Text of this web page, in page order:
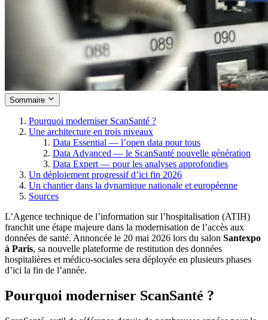
Sommaire
Pourquoi moderniser ScanSanté ?
Une architecture en trois niveaux
Data Essential — l’open data pour tous
Data Advanced — le ScanSanté nouvelle génération
Data Expert — pour les analyses approfondies
Un déploiement progressif d’ici fin 2026
Un chantier dans la dynamique nationale et européenne
Sources
L’Agence technique de l’information sur l’hospitalisation (ATIH)
franchit une étape majeure dans la modernisation de l’accès aux
données de santé. Annoncée le 20 mai 2026 lors du salon Santexpo
à Paris, sa nouvelle plateforme de restitution des données
hospitalières et médico-sociales sera déployée en plusieurs phases
d’ici la fin de l’année.
Pourquoi moderniser ScanSanté ?